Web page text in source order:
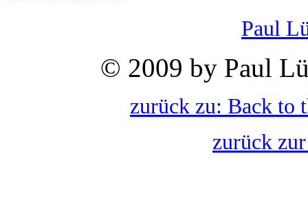
Paul
© 2009 by Paul
zurück zu: Back to
zurück